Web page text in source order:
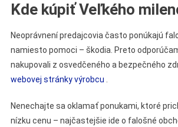
Kde kúpiť Veľkého
Neoprávnení predajcovia často ponúkajú
namiesto pomoci – škodia. Preto
nakupovali z osvedčeného a bezpečného
webovej stránky výrobcu
Nenechajte sa oklamať ponukami, ktoré
nízku cenu – najčastejšie ide o falošné